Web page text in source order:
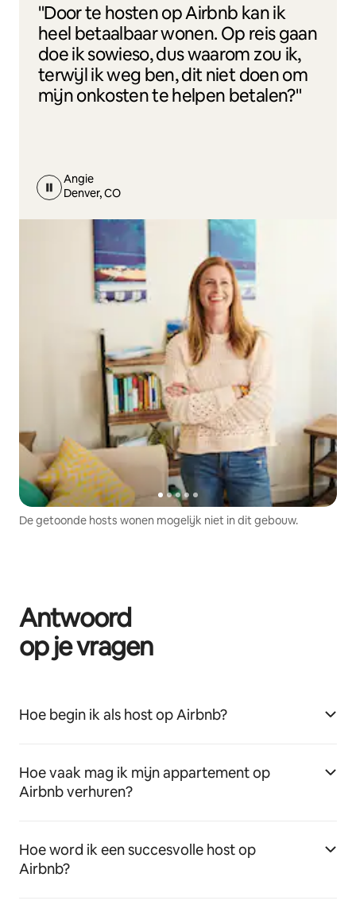
"Door te hosten op Airbnb kan ik
heel betaalbaar wonen. Op reis gaan
doe ik sowieso, dus waarom zou ik,
terwijl ik weg ben, dit niet doen om
mijn onkosten te helpen betalen?"
Angie
Denver, CO
De getoonde hosts wonen mogelijk niet in dit gebouw.
Antwoord
op je vragen
Hoe begin ik als host op Airbnb?
Hoe vaak mag ik mijn appartement op
Airbnb verhuren?
Hoe word ik een succesvolle host op
Airbnb?